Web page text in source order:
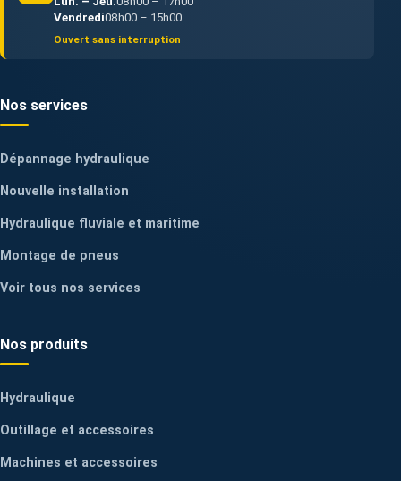
Vendredi08h00 – 15h00
Ouvert sans interruption
Nos services
Dépannage hydraulique
Nouvelle installation
Hydraulique fluviale et maritime
Montage de pneus
Voir tous nos services
Nos produits
Hydraulique
Outillage et accessoires
Machines et accessoires